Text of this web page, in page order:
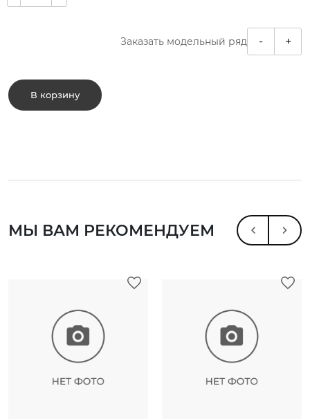
Заказать модельный ряд - +
В корзину
МЫ ВАМ РЕКОМЕНДУЕМ